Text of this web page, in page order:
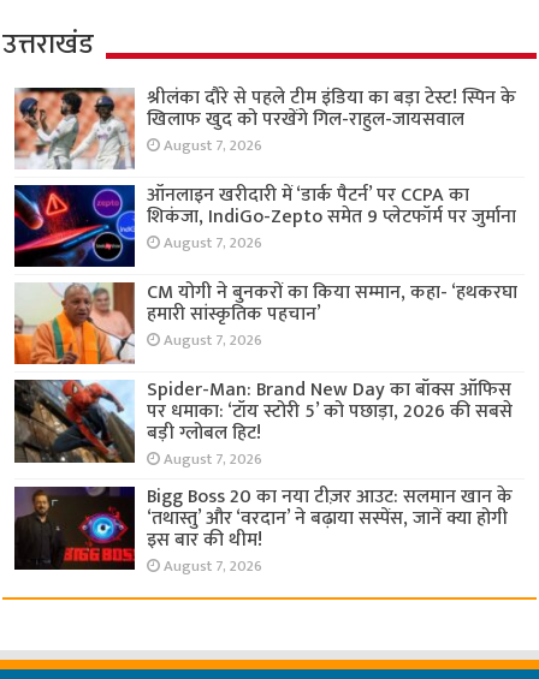
उत्तराखंड
श्रीलंका दौरे से पहले टीम इंडिया का बड़ा टेस्ट! स्पिन के
खिलाफ खुद को परखेंगे गिल-राहुल-जायसवाल
August 7, 2026
ऑनलाइन खरीदारी में ‘डार्क पैटर्न’ पर CCPA का
शिकंजा, IndiGo-Zepto समेत 9 प्लेटफॉर्म पर जुर्माना
August 7, 2026
CM योगी ने बुनकरों का किया सम्मान, कहा- ‘हथकरघा
हमारी सांस्कृतिक पहचान’
August 7, 2026
Spider-Man: Brand New Day का बॉक्स ऑफिस
पर धमाका: ‘टॉय स्टोरी 5’ को पछाड़ा, 2026 की सबसे
बड़ी ग्लोबल हिट!
August 7, 2026
Bigg Boss 20 का नया टीज़र आउट: सलमान खान के
‘तथास्तु’ और ‘वरदान’ ने बढ़ाया सस्पेंस, जानें क्या होगी
इस बार की थीम!
August 7, 2026